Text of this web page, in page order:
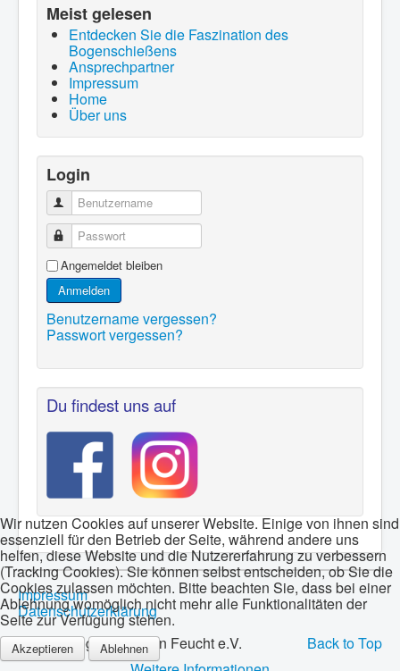
Meist gelesen
Entdecken Sie die Faszination des
Bogenschießens
Ansprechpartner
Impressum
Home
Über uns
Login
Benutzername
Passwort
Angemeldet bleiben
Anmelden
Benutzername vergessen?
Passwort vergessen?
Du findest uns auf
Impressum
Datenschutzerklärung
Back to Top
© 2026 Bogenschützen Feucht e.V.
Wir nutzen Cookies auf unserer Website. Einige von ihnen sind
essenziell für den Betrieb der Seite, während andere uns
helfen, diese Website und die Nutzererfahrung zu verbessern
(Tracking Cookies). Sie können selbst entscheiden, ob Sie die
Cookies zulassen möchten. Bitte beachten Sie, dass bei einer
Ablehnung womöglich nicht mehr alle Funktionalitäten der
Seite zur Verfügung stehen.
Akzeptieren Ablehnen